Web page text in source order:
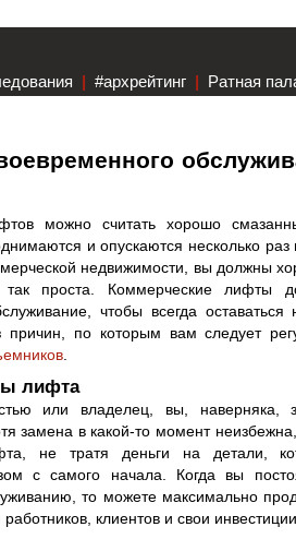
| #архрейтинг | Ратная
можно считать хорошо
и опускаются несколько раз
недвижимости, вы должны
проста. Коммерческие лифты
чтобы всегда
по которым вам следует
лифта
или владелец, вы, наверняка,
замена в какой-то момент неизбежна,
не тратя деньги на детали,
с самого начала. Когда вы
то можете максимально
клиентов и свои инвестиции.